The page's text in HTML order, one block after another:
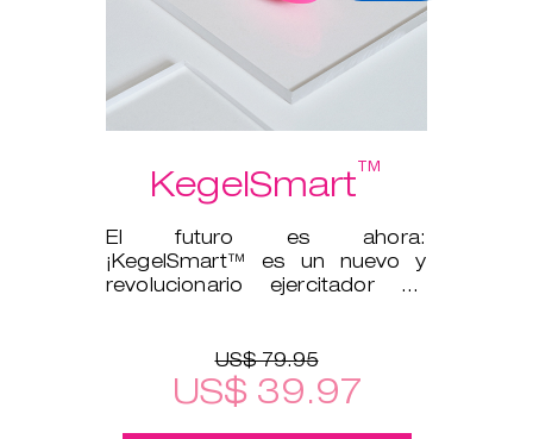
KegelSmart™
El futuro es ahora:
¡KegelSmart™ es un nuevo y
revolucionario ejercitador de
US$ 79.95
US$ 39.97